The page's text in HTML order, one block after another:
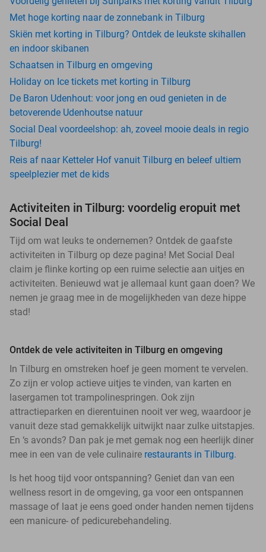
Met hoge korting naar de zonnebank in Tilburg
Skiën met korting in Tilburg? Ontdek de leukste skihallen
en indoor skibanen
Schaatsen in Tilburg en omgeving
Holiday on Ice tickets met korting in Tilburg
De Baron Udenhout: voor jong en oud genieten in de
betoverende Udenhoutse natuur
Social Deal voordeelshop: ah, zoveel mooie deals in regio
Tilburg!
Reis af naar Ketteler Hof vanuit Tilburg en beleef ultiem
speelplezier met de kids
Activiteiten in Tilburg: voordelig eropuit met
Social Deal
Tijd om wat leuks te ondernemen? Ontdek de gaafste
activiteiten in Tilburg op deze pagina! Met Social Deal
claim je flinke korting op een ruime selectie aan uitjes en
activiteiten. Benieuwd wat je allemaal kunt gaan doen? We
nemen je graag mee in de mogelijkheden van deze hippe
stad!
Ontdek de vele activiteiten in Tilburg en omgeving
In Tilburg en omstreken hoef je geen moment te vervelen.
Zo zijn er volop actieve uitjes te vinden, van karten en
lasergamen tot trampolinespringen. Ook zijn
attractieparken en dierentuinen nooit ver weg, waardoor je
vanuit deze stad gemakkelijk uitwijkt naar zulke uitstapjes.
En ‘s avonds? Dan pak je met gemak nog een heerlijk diner
mee in een van de vele culinaire restaurants in Tilburg.
Is het hoog tijd voor ontspanning? Geniet dan van een
wellness resort in de omgeving, ga voor een ontspannen
massage of laat je eens goed onder handen nemen tijdens
een manicure- of pedicurebehandeling.